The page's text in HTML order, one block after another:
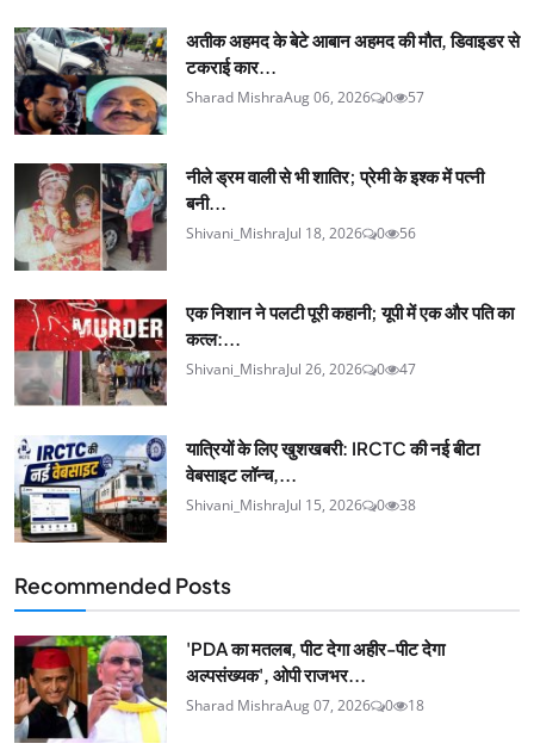
अतीक अहमद के बेटे आबान अहमद की मौत, डिवाइडर से
टकराई कार...
Sharad MishraAug 06, 2026 0 57
नीले ड्रम वाली से भी शातिर; प्रेमी के इश्‍क में पत्नी
बनी...
Shivani_MishraJul 18, 2026 0 56
एक निशान ने पलटी पूरी कहानी; यूपी में एक और पति का
कत्ल:...
Shivani_MishraJul 26, 2026 0 47
यात्रियों के लिए खुशखबरी: IRCTC की नई बीटा
वेबसाइट लॉन्च,...
Shivani_MishraJul 15, 2026 0 38
Recommended Posts
'PDA का मतलब, पीट देगा अहीर-पीट देगा
अल्पसंख्यक', ओपी राजभर...
Sharad MishraAug 07, 2026 0 18